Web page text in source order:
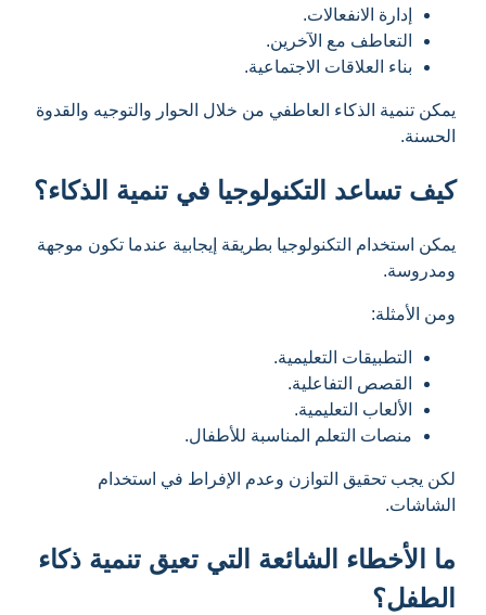
إدارة الانفعالات.
التعاطف مع الآخرين.
بناء العلاقات الاجتماعية.
يمكن تنمية الذكاء العاطفي من خلال الحوار والتوجيه والقدوة
الحسنة.
كيف تساعد التكنولوجيا في تنمية الذكاء؟
يمكن استخدام التكنولوجيا بطريقة إيجابية عندما تكون موجهة
ومدروسة.
ومن الأمثلة:
التطبيقات التعليمية.
القصص التفاعلية.
الألعاب التعليمية.
منصات التعلم المناسبة للأطفال.
لكن يجب تحقيق التوازن وعدم الإفراط في استخدام
الشاشات.
ما الأخطاء الشائعة التي تعيق تنمية ذكاء
الطفل؟